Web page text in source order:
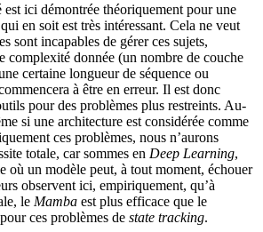
ici démontrée théoriquement pour une
en soit est très intéressant. Cela ne veut
sont incapables de gérer ces sujets,
complexité donnée (un nombre de couche
certaine longueur de séquence ou
à être en erreur. Il est donc
pour des problèmes plus restreints. Au-
si une architecture est considérée comme
ces problèmes, nous n’aurons
totale, car sommes en Deep Learning,
où un modèle peut, à tout moment, échouer
observent ici, empiriquement, qu’à
le Mamba est plus efficace que le
ces problèmes de state tracking.